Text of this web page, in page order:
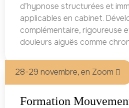
d’hypnose structurées et
applicables en cabinet.
complémentaire, rigoureuse
douleurs aiguës comme
Formation
28-29 novembre, en Zoom